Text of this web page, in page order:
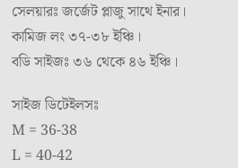
সেলয়ারঃ জর্জেট প্লাজু সাথে ইনার।
কামিজ লং ৩৭-৩৮ ইঞ্চি।
বডি সাইজঃ ৩৬ থেকে ৪৬ ইঞ্চি।
সাইজ ডিটেইলসঃ
M = 36-38
L = 40-42